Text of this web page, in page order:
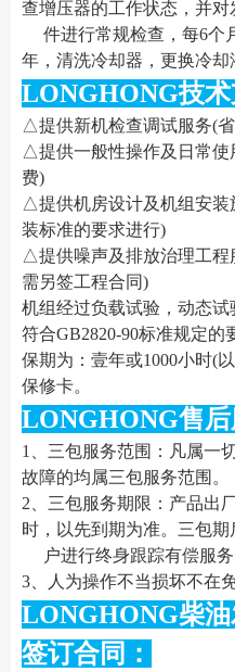
查增压器的工作状态，并
件进行常规检查，每6个
年，清洗冷却器，更换冷却
LONGHONG技术
△提供新机检查调试服务(
△提供一般性操作及日常使
费)
△提供机房设计及机组安装
装标准的要求进行)
△提供噪声及排放治理工程
需另签工程合同)
机组经过负载试验，动态试
符合GB2820-90标准规定的
保期为：壹年或1000小时(
保修卡。
LONGHONG售
1、三包服务范围：凡属一
故障的均属三包服务范围。
2、三包服务期限：产品出
时，以先到期为准。三包期
户进行终身跟踪有偿服务
3、人为操作不当损坏不在
LONGHONG柴
签订合同：